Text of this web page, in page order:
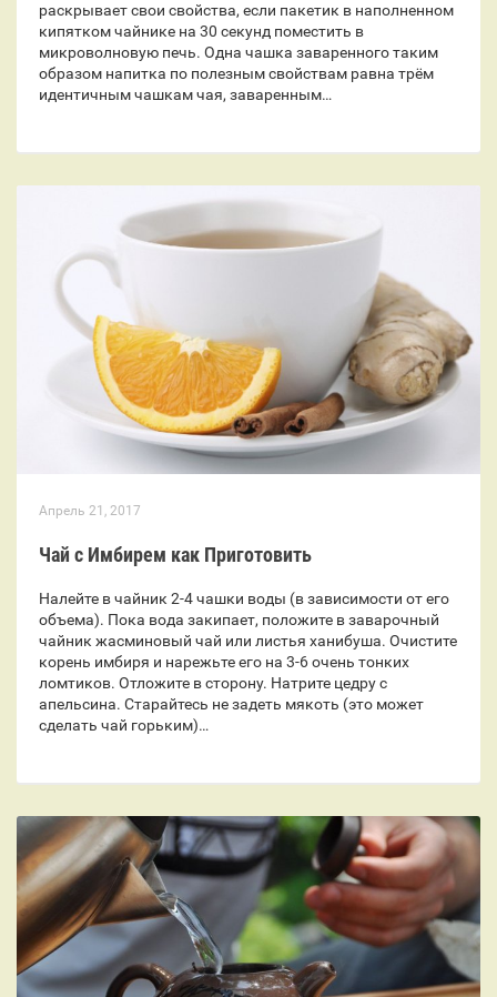
раскрывает свои свойства, если пакетик в наполненном
кипятком чайнике на 30 секунд поместить в
микроволновую печь. Одна чашка заваренного таким
образом напитка по полезным свойствам равна трём
идентичным чашкам чая, заваренным…
Апрель 21, 2017
Чай с Имбирем как Приготовить
Налейте в чайник 2-4 чашки воды (в зависимости от его
объема). Пока вода закипает, положите в заварочный
чайник жасминовый чай или листья ханибуша. Очистите
корень имбиря и нарежьте его на 3-6 очень тонких
ломтиков. Отложите в сторону. Натрите цедру с
апельсина. Старайтесь не задеть мякоть (это может
сделать чай горьким)…